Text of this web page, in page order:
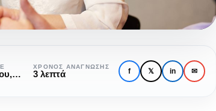
5 Σεπτεμβρίου, 2020
ΧΡΌΝΟΣ ΑΝΆΓΝΩΣΗΣ
3 λεπτά f 𝕏 in ✉